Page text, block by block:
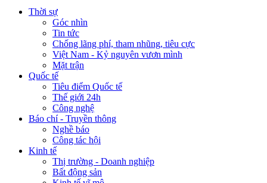
Thời sự
Góc nhìn
Tin tức
Chống lãng phí, tham nhũng, tiêu cực
Việt Nam - Kỷ nguyên vươn mình
Mặt trận
Quốc tế
Tiêu điểm Quốc tế
Thế giới 24h
Công nghệ
Báo chí - Truyền thông
Nghề báo
Công tác hội
Kinh tế
Thị trường - Doanh nghiệp
Bất động sản